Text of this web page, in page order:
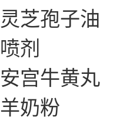
灵芝孢子油
喷剂
安宫牛黄丸
羊奶粉